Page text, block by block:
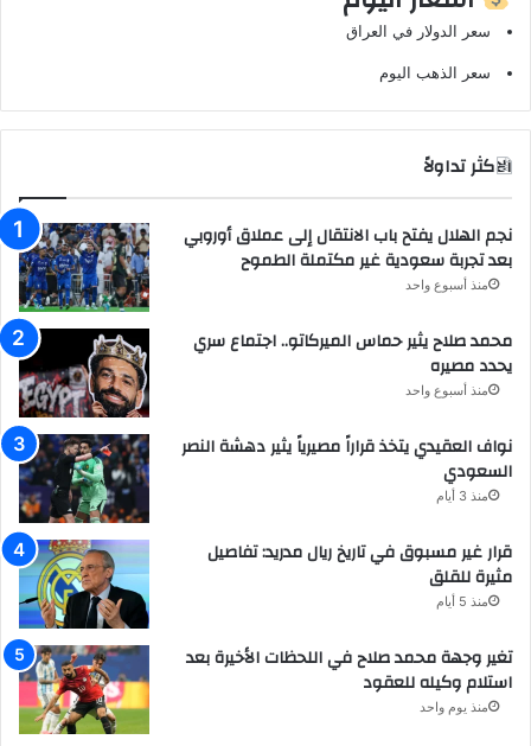
سعر الدولار في العراق
سعر الذهب اليوم
الاكثر تداولاً
نجم الهلال يفتح باب الانتقال إلى عملاق أوروبي
بعد تجربة سعودية غير مكتملة الطموح
منذ أسبوع واحد
محمد صلاح يثير حماس الميركاتو.. اجتماع سري
يحدد مصيره
منذ أسبوع واحد
نواف العقيدي يتخذ قراراً مصيرياً يثير دهشة النصر
السعودي
منذ 3 أيام
قرار غير مسبوق في تاريخ ريال مدريد: تفاصيل
مثيرة للقلق
منذ 5 أيام
تغير وجهة محمد صلاح في اللحظات الأخيرة بعد
استلام وكيله للعقود
منذ يوم واحد